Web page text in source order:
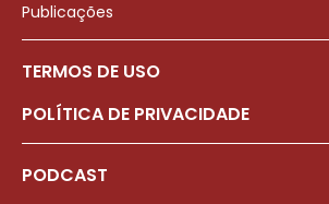
Publicações
TERMOS DE USO
POLÍTICA DE PRIVACIDADE
PODCAST